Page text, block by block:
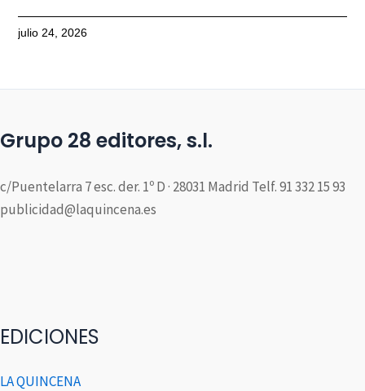
julio 24, 2026
Grupo 28 editores, s.l.
c/Puentelarra 7 esc. der. 1º D · 28031 Madrid Telf. 91 332 15 93
publicidad@laquincena.es
EDICIONES
LA QUINCENA